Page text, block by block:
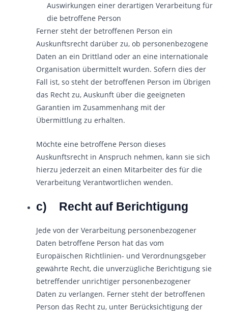
Auswirkungen einer derartigen Verarbeitung für
die betroffene Person
Ferner steht der betroffenen Person ein
Auskunftsrecht darüber zu, ob personenbezogene
Daten an ein Drittland oder an eine internationale
Organisation übermittelt wurden. Sofern dies der
Fall ist, so steht der betroffenen Person im Übrigen
das Recht zu, Auskunft über die geeigneten
Garantien im Zusammenhang mit der
Übermittlung zu erhalten.
Möchte eine betroffene Person dieses
Auskunftsrecht in Anspruch nehmen, kann sie sich
hierzu jederzeit an einen Mitarbeiter des für die
Verarbeitung Verantwortlichen wenden.
c) Recht auf Berichtigung
Jede von der Verarbeitung personenbezogener
Daten betroffene Person hat das vom
Europäischen Richtlinien- und Verordnungsgeber
gewährte Recht, die unverzügliche Berichtigung sie
betreffender unrichtiger personenbezogener
Daten zu verlangen. Ferner steht der betroffenen
Person das Recht zu, unter Berücksichtigung der